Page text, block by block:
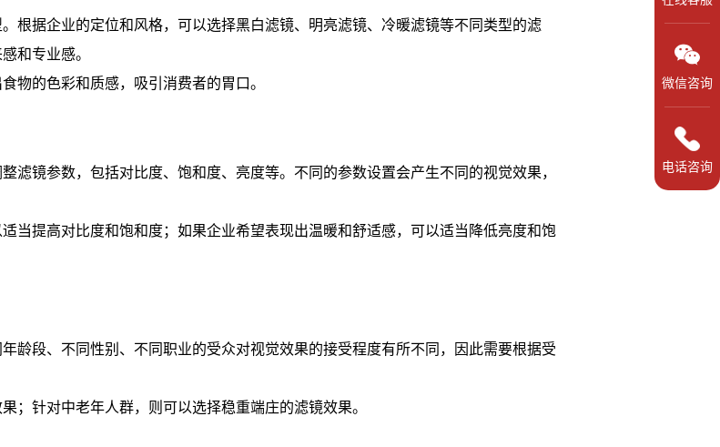
根据企业的定位和风格，可以选择黑白滤镜、明亮滤镜、冷暖滤镜等不同类型的滤
和专业感。
物的色彩和质感，吸引消费者的胃口。
滤镜参数，包括对比度、饱和度、亮度等。不同的参数设置会产生不同的视觉效果，
当提高对比度和饱和度；如果企业希望表现出温暖和舒适感，可以适当降低亮度和饱
龄段、不同性别、不同职业的受众对视觉效果的接受程度有所不同，因此需要根据受
；针对中老年人群，则可以选择稳重端庄的滤镜效果。
微信咨询
电话咨询